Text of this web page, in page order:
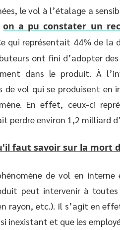
le vol à l’étalage a
on a pu constater un
qui représentait 44% de la
ont fini d’adopter
dans le produit. À
de vol qui se produisent en
En effet, ceux-ci
perdre environ 1,2 milliard
faut savoir sur la mort
de vol en
peut intervenir à
rayon, etc.). Il s’agit en
inexistant et que les